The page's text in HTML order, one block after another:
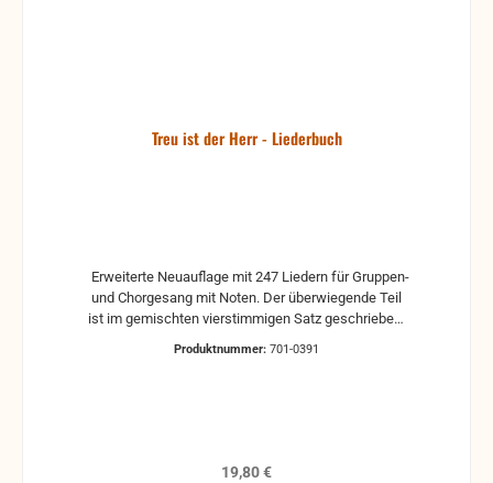
Treu ist der Herr - Liederbuch
und Chorgesang mit Noten. Der überwiegende Teil
ist im gemischten vierstimmigen Satz geschrieben,
Produktnummer: 701-0391
Regulärer Preis:
19,80 €